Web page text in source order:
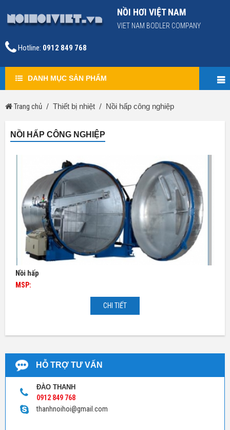
NỒI HƠI VIỆT NAM
VIET NAM BODLER COMPANY
Hotline: 0912 849 768
DANH MỤC SẢN PHẨM
HỖ TRỢ TƯ VẤN
ĐÀO THANH
0912 849 768
thanhnoihoi@gmail.com
Trang chủ Thiết bị nhiệt Nồi hấp công nghiệp
NỒI HẤP CÔNG NGHIỆP
Nồi hấp
MSP:
CHI TIẾT